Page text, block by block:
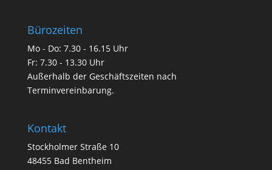
Bürozeiten
Mo - Do: 7.30 - 16.15 Uhr
Fr: 7.30 - 13.30 Uhr
Außerhalb der Geschäftszeiten nach
Terminvereinbarung.
Kontakt
Stockholmer Straße 10
48455 Bad Bentheim